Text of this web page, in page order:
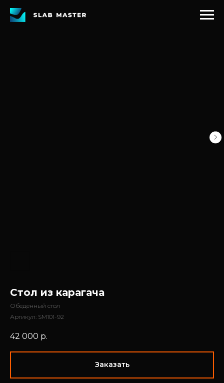
Стол из карагача
Обеденный стол
Артикул: SM101-92
42 000 р.
Заказать